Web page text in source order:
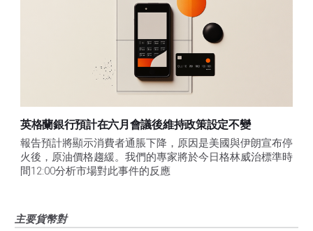
英格蘭銀行預計在六月會議後維持政策設定不變
報告預計將顯示消費者通脹下降，原因是美國與伊朗宣布停
火後，原油價格趨緩。我們的專家將於今日格林威治標準時
間12:00分析市場對此事件的反應
主要貨幣對